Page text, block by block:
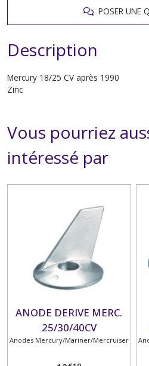
POSER UNE
Description
Mercury 18/25 CV après 1990
Zinc
Vous pourriez
intéressé par
ANODE DERIVE MERC.
25/30/40CV
Anodes Mercury/Mariner/Mercruiser